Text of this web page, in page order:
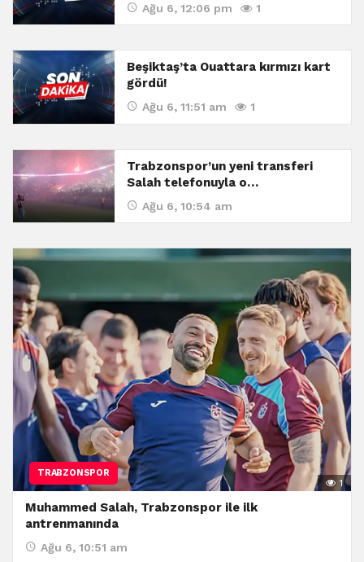
Ağu 6, 12:06 pm 1
Beşiktaş’ta Ouattara kırmızı kart
gördü!
Ağu 6, 11:51 am 1
Trabzonspor’un yeni transferi
Salah telefonuyla o…
Ağu 6, 10:54 am
TRABZONSPOR
1
Muhammed Salah, Trabzonspor ile ilk
antrenmanında
Ağu 6, 10:51 am